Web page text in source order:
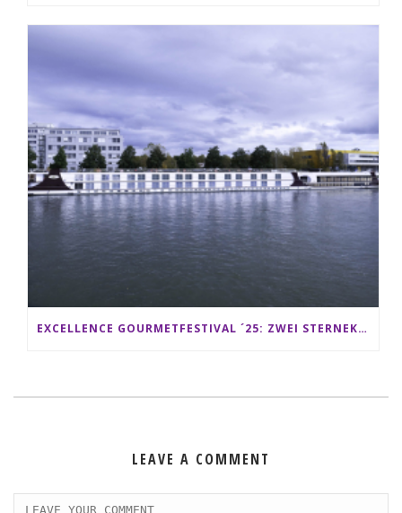
EXCELLENCE GOURMETFESTIVAL ´25: ZWEI STERNEKÖCHE ANTONIO GUIDA & DARIO MORESCO VERWÖHNEN IHRE GÄSTE AUF EINER LUXERIÖSEN SCHIFFSREISE
LEAVE A COMMENT